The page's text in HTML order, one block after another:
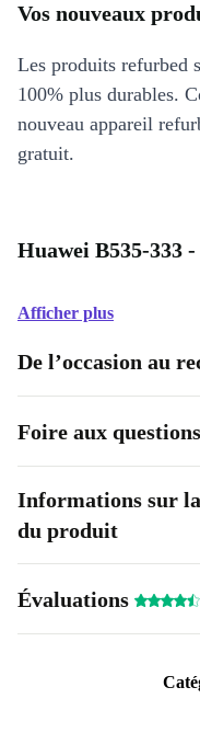
Vos nouveaux
Les produits refurbed
100% plus durables.
nouveau appareil
gratuit.
Huawei B535-333
Afficher plus
De l’occasion au
Foire aux questions
Informations sur
du produit
Évaluations